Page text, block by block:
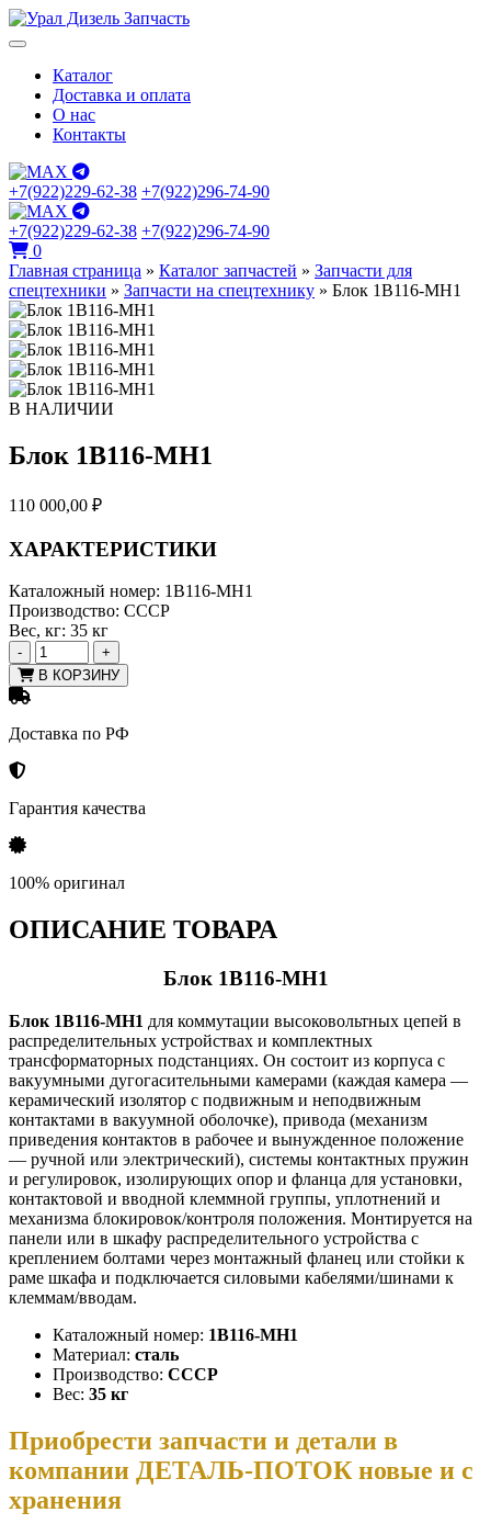
Каталог
Доставка и оплата
О нас
Контакты
+7(922)229-62-38 +7(922)296-74-90
+7(922)229-62-38 +7(922)296-74-90
0
Главная страница » Каталог запчастей » Запчасти для
спецтехники » Запчасти на спецтехнику » Блок 1В116-МН1
В НАЛИЧИИ
Блок 1В116-МН1
110 000,00 ₽
ХАРАКТЕРИСТИКИ
Каталожный номер: 1В116-МН1
Производство: СССР
Вес, кг: 35 кг
-
+
В КОРЗИНУ
Доставка по РФ
Гарантия качества
100% оригинал
ОПИСАНИЕ ТОВАРА
Блок 1В116-МН1
Блок 1В116-МН1 для коммутации высоковольтных цепей в
распределительных устройствах и комплектных
трансформаторных подстанциях. Он состоит из корпуса с
вакуумными дугогасительными камерами (каждая камера —
керамический изолятор с подвижным и неподвижным
контактами в вакуумной оболочке), привода (механизм
приведения контактов в рабочее и вынужденное положение
— ручной или электрический), системы контактных пружин
и регулировок, изолирующих опор и фланца для установки,
контактовой и вводной клеммной группы, уплотнений и
механизма блокировок/контроля положения. Монтируется на
панели или в шкафу распределительного устройства с
креплением болтами через монтажный фланец или стойки к
раме шкафа и подключается силовыми кабелями/шинами к
клеммам/вводам.
Каталожный номер: 1В116-МН1
Материал: сталь
Производство: СССР
Вес: 35 кг
Приобрести запчасти и детали в
компании ДЕТАЛЬ-ПОТОК новые и с
хранения